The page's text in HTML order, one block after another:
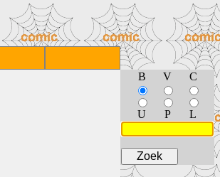
B V C
U P L